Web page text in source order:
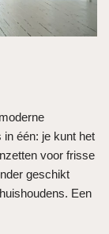
één: je kunt het
voor frisse
geschikt
Een